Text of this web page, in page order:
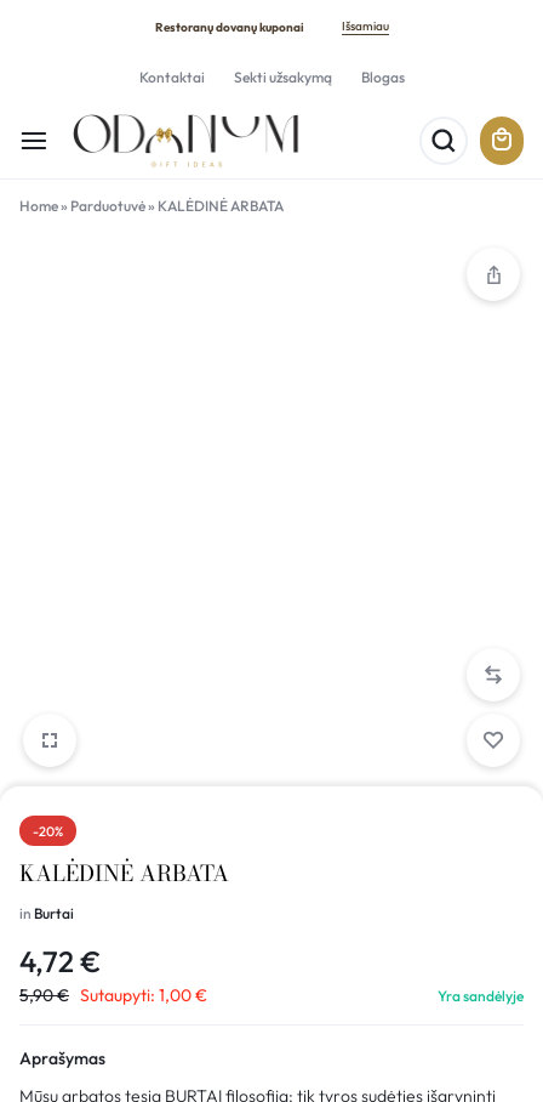
Restoranų dovanų kuponai Išsamiau
Kontaktai Sekti užsakymą Blogas
Home» Parduotuvė» KALĖDINĖ ARBATA
-20%
KALĖDINĖ ARBATA
in Burtai
4,72 €
5,90€ Sutaupyti: 1,00€ Yra sandėlyje
Aprašymas
Mūsų arbatos tęsia BURTAI filosofiją: tik tyros sudėties išgryninti